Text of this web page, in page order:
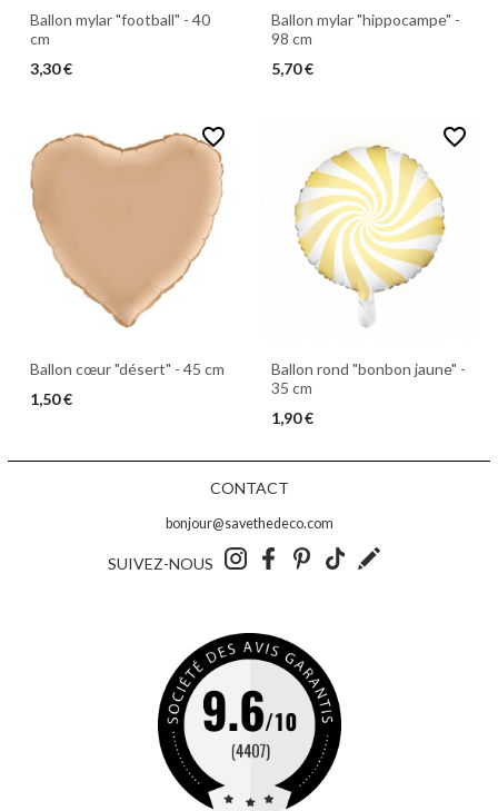
Ballon mylar "football" - 40
cm
3,30 €
Ballon mylar "hippocampe" -
98 cm
5,70 €
favorite_border
Ballon cœur "désert" - 45 cm
1,50 €
favorite_border
Ballon rond "bonbon jaune" -
35 cm
1,90 €
CONTACT
bonjour@savethedeco.com
SUIVEZ-NOUS